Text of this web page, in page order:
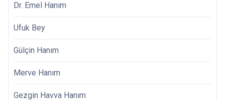
Dr. Emel Hanım
Ufuk Bey
Gülçin Hanım
Merve Hanım
Gezgin Havva Hanım